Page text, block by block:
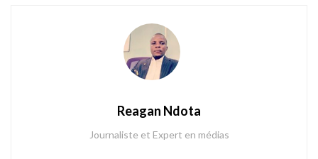
Reagan Ndota
Journaliste et Expert en médias